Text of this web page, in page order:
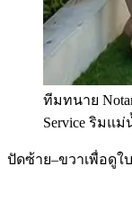
ทีมทนาย
Service ริมแ
ปัดซ้าย–ขวาเพื่อดูใ